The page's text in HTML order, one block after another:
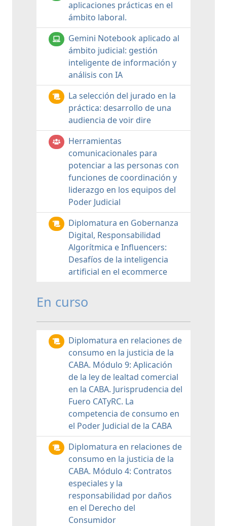
aplicaciones prácticas en el
ámbito laboral.
Gemini Notebook aplicado al
ámbito judicial: gestión
inteligente de información y
análisis con IA
La selección del jurado en la
práctica: desarrollo de una
audiencia de voir dire
Herramientas
comunicacionales para
potenciar a las personas con
funciones de coordinación y
liderazgo en los equipos del
Poder Judicial
Diplomatura en Gobernanza
Digital, Responsabilidad
Algorítmica e Influencers:
Desafíos de la inteligencia
artificial en el ecommerce
En curso
Diplomatura en relaciones de
consumo en la justicia de la
CABA. Módulo 9: Aplicación
de la ley de lealtad comercial
en la CABA. Jurisprudencia del
Fuero CATyRC. La
competencia de consumo en
el Poder Judicial de la CABA
Diplomatura en relaciones de
consumo en la justicia de la
CABA. Módulo 4: Contratos
especiales y la
responsabilidad por daños
en el Derecho del
Consumidor